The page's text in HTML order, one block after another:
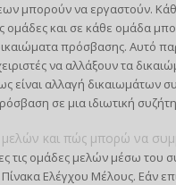
μπορούν να εργαστούν.
ομάδες και σε κάθε ομάδα
πρόσβασης. Αυτό
να αλλάξουν τα
είναι αλλαγή δικαιωμάτων
σε μια ιδιωτική
μελών και πώς μπορώ να
τις ομάδες μελών μέσω του
Ελέγχου Μέλους. Εάν